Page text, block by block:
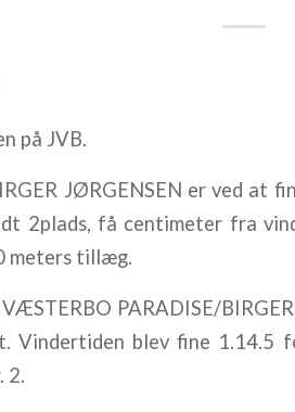
på JVB.
JØRGENSEN er ved at
2plads, få centimeter fra
meters tillæg.
PARADISE/
Vindertiden blev fine
2.